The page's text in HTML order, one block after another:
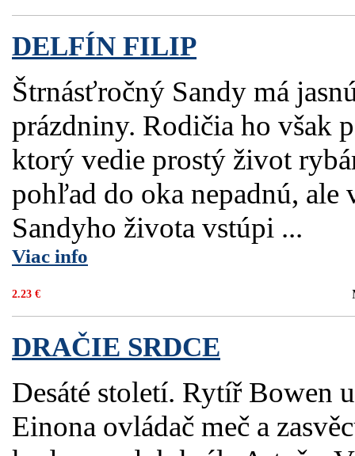
DELFÍN FILIP
Štrnásťročný Sandy má
prázdniny. Rodičia ho však
ktorý vedie prostý život
pohľad do oka nepadnú, ale
Sandyho života vstúpi ...
Viac info
2.23 €
DRAČIE SRDCE
Desáté století. Rytíř Bowen
Einona ovládač meč a